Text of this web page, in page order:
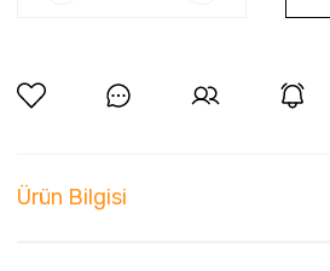
Ürün Bilgisi